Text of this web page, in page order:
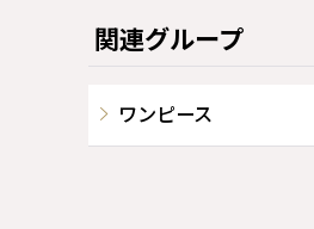
関連グループ
ワンピース